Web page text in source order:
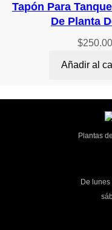
Tapón Para
De Planta
$250.00
Añadir al
Plantas
De lunes